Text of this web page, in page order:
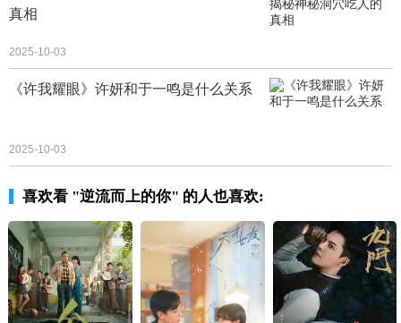
真相
2025-10-03
《许我耀眼》许妍和于一鸣是什么关系
2025-10-03
喜欢看 "逆流而上的你" 的人也喜欢: